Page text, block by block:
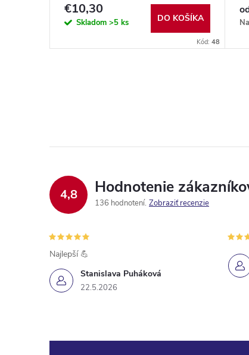
€10,30
Skladom >5 ks DO KOŠÍKA
Kód: 48
4,8 Hodnotenie
136 hodnotení Zobraziť recenzie
Stanislava Puháková
22.5.2026
Najlepší 💪